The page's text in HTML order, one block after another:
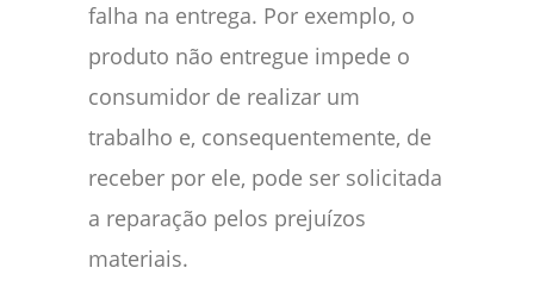
falha na entrega. Por exemplo, o
produto não entregue impede o
consumidor de realizar um
trabalho e, consequentemente, de
receber por ele, pode ser solicitada
a reparação pelos prejuízos
materiais.